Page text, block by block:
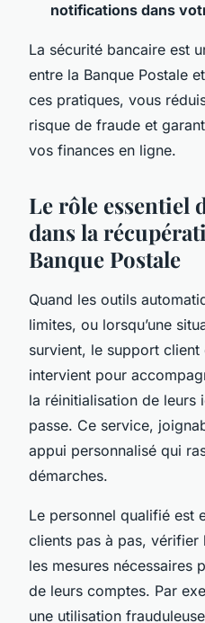
notifications dans
La sécurité bancaire est
entre la Banque Postale
ces pratiques, vous
risque de fraude et
vos finances en ligne.
Le rôle essentiel
dans la
Banque Postale
Quand les outils
limites, ou lorsqu’une
survient, le support client
intervient pour
la réinitialisation de leurs
passe. Ce service,
appui personnalisé qui
démarches.
Le personnel qualifié est
clients pas à pas,
les mesures nécessaires
de leurs comptes. Par
une utilisation